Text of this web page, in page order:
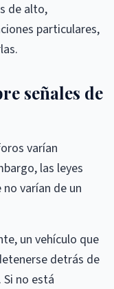
de alto,
particulares,
señales de
varían
las leyes
varían de un
un vehículo que
detrás de
no está